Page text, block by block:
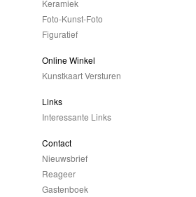
Keramiek
Foto-Kunst-Foto
Figuratief
Online Winkel
Kunstkaart Versturen
Links
Interessante Links
Contact
Nieuwsbrief
Reageer
Gastenboek